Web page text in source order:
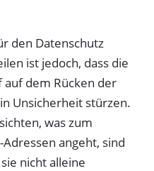
den Datenschutz
ist jedoch, dass die
auf dem Rücken der
Unsicherheit stürzen.
was zum
angeht, sind
nicht alleine